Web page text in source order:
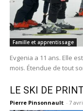
Famille et apprentissage
Evgenia a 11 ans. Elle
mois. Étendue de tout
LE SKI DE
Pierre Pinsonnault - 7